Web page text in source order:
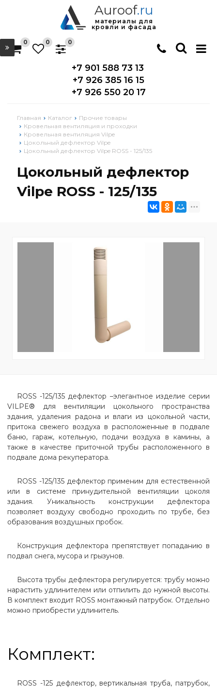
Auroof.ru
материалы для
кровли и фасада
+7 901 588 73 13
+7 926 385 16 15
+7 926 550 20 17
0 0 0
Главная Каталог
Прочие товары
Кровельная вентиляция и проходки
Кровельная вентиляция Vilpe
Цокольный дефлектор Vilpe
Цокольный дефлектор Vilpe ROSS - 125/135
Цокольный дефлектор
Vilpe ROSS - 125/135
ROSS -125/135 дефлектор –элегантное изделие серии
VILPE® для вентиляции цокольного пространства
здания, удаления радона и влаги из цокольной части,
притока свежего воздуха в расположенные в подвале
баню, гараж, котельную, подачи воздуха в камины, а
также в качестве приточной трубы расположенного в
подвале дома рекуператора.
ROSS -125/135 дефлектор применим для естественной
или в системе принудительной вентиляции цоколя
здания. Уникальность конструкции дефлектора
позволяет воздуху свободно проходить по трубе, без
образования воздушных пробок.
Конструкция дефлектора препятствует попаданию в
подвал снега, мусора и грызунов.
Высота трубы дефлектора регулируется: трубу можно
нарастить удлинителем или отпилить до нужной высоты.
В комплект входит ROSS монтажный патрубок. Отдельно
можно приобрести удлинитель.
Комплект:
ROSS -125 дефлектор, вертикальная труба, патрубок,